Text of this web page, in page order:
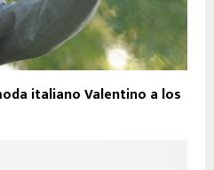
italiano Valentino a los